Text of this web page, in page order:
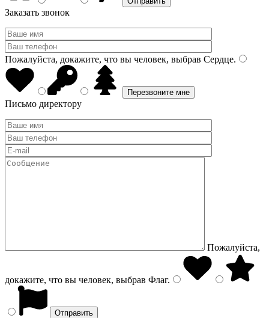
Заказать звонок
Пожалуйста, докажите, что вы человек, выбрав Сердце.
Письмо директору
Пожалуйста,
докажите, что вы человек, выбрав Флаг.